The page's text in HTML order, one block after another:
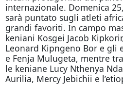
internazionale. Domenica
sarà puntato sugli atleti
grandi favoriti. In campo
keniani Kosgei Jacob
Leonard Kipngeno Bor e gli
e Fenja Mulugeta, mentre
le keniane Lucy Nthenya
Aurilia, Mercy Jebichii e